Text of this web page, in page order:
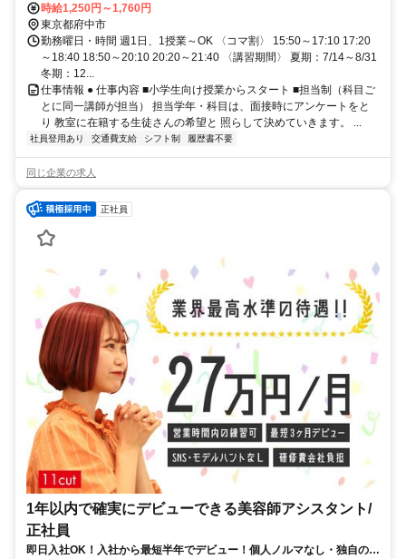
時給1,250円～1,760円
東京都府中市
勤務曜日・時間 週1日、1授業～OK 〈コマ割〉 15:50～17:10 17:20
～18:40 18:50～20:10 20:20～21:40 〈講習期間〉 夏期：7/14～8/31
冬期：12...
仕事情報 ● 仕事内容 ■小学生向け授業からスタート ■担当制（科目ご
とに同一講師が担当） 担当学年・科目は、面接時にアンケートをと
り 教室に在籍する生徒さんの希望と 照らして決めていきます。 ...
社員登用あり 交通費支給 シフト制 履歴書不要
同じ企業の求人
正社員
1年以内で確実にデビューできる美容師アシスタント/
正社員
即日入社OK！入社から最短半年でデビュー！個人ノルマなし・独自の教